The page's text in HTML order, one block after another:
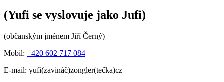
(Yufi se vyslovuje jako Jufi)
(občanským jménem Jiří Černý)
Mobil: +420 602 717 084
E-mail: yufi(zavináč)zongler(tečka)cz